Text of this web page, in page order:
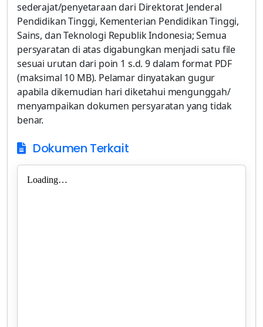
sederajat/penyetaraan dari Direktorat Jenderal
Pendidikan Tinggi, Kementerian Pendidikan Tinggi,
Sains, dan Teknologi Republik Indonesia; Semua
persyaratan di atas digabungkan menjadi satu file
sesuai urutan dari poin 1 s.d. 9 dalam format PDF
(maksimal 10 MB). Pelamar dinyatakan gugur
apabila dikemudian hari diketahui mengunggah/
menyampaikan dokumen persyaratan yang tidak
benar.
Dokumen Terkait